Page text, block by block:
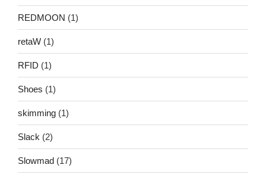
REDMOON (1)
retaW (1)
RFID (1)
Shoes (1)
skimming (1)
Slack (2)
Slowmad (17)